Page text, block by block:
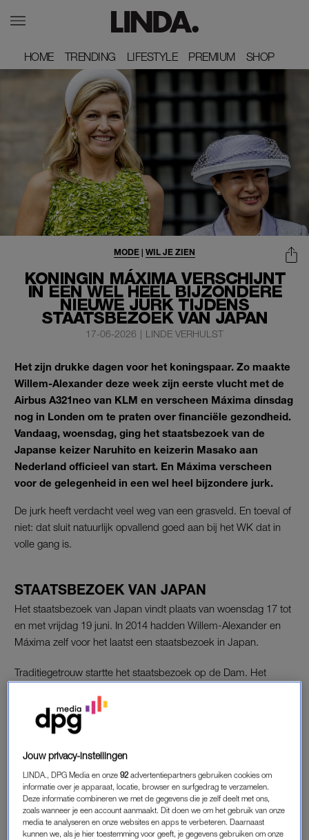
HOME
HOME TRENDING
TRENDING LIFESTYLE
LIFESTYLE PREMIUM
PREMIUM SHOP
SHOP
KONINGIN MÁXIMA VERSCHIJNT
IN EEN WEL HEEL BIJZONDERE
NIEUWE JURK TIJDENS
STAATSBEZOEK VAN JAPAN
MODE | WIL JE ZIEN
17-06-2026 | LINDE VERHULST
Het zijn drukke dagen voor het koningspaar. Zo maakte
Willem-Alexander deze week zijn eerste vlucht met de
Airbus A321neo van KLM en verscheen Máxima dinsdag
nog in Londen om te praten over financiële gezondheid.
Vandaag, woensdag, ging het staatsbezoek van de
Japanse keizer Naruhito en keizerin Masako aan
Nederland officieel van start. En Máxima verscheen
voor de gelegenheid in een wel heel bijzondere jurk.
De jurk heeft verdacht veel weg van een grasveld. En toeval of
niet: dat sluit natuurlijk opvallend goed aan bij het WK dat in
volle gang is.
STAATSBEZOEK VAN JAPAN
Het staatsbezoek van Japan vindt plaats van woensdag 17 tot
en met vrijdag 19 juni. In 2014 hadden Willem-Alexander en
Máxima zelf voor het laatst een staatsbezoek in Japan.
Traditiegetrouw startte het staatsbezoek op de Dam. Het
Monument.
Jouw privacy-instellingen
LINDA., DPG Media en onze92 advertentiepartners gebruiken cookies om
informatie over je apparaat, locatie, browser en surfgedrag te verzamelen.
Deze informatie combineren we met de gegevens die je zelf deelt met ons,
zoals wanneer je een account aanmaakt. Dit doen we om het gebruik van onze
media te analyseren en onze websites en apps te verbeteren. Daarnaast
kunnen we, als je hier toestemming voor geeft, je gegevens gebruiken om onze